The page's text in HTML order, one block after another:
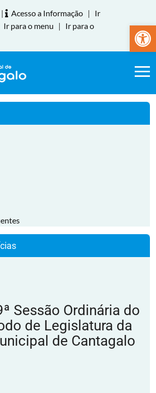
Abrir
| Acesso a Informação |
Ir
Ir para o menu |
Ir para o
Sessão Ordinária do
de Legislatura da
de Cantagalo